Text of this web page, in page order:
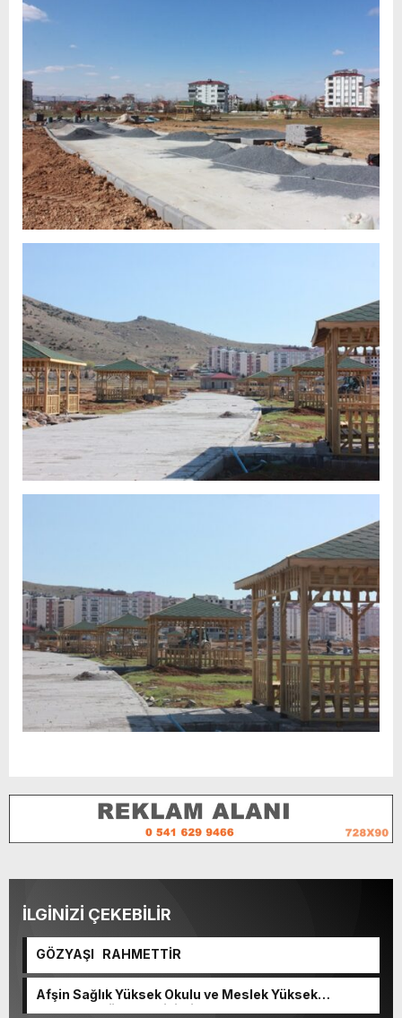
İLGİNİZİ ÇEKEBİLİR
GÖZYAŞI RAHMETTİR
Afşin Sağlık Yüksek Okulu ve Meslek Yüksek
Okulunda görev değişimi!